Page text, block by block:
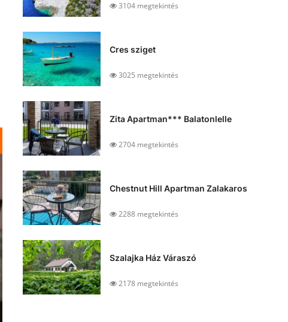
3104 megtekintés
Cres sziget
3025 megtekintés
Zita Apartman*** Balatonlelle
2704 megtekintés
Chestnut Hill Apartman Zalakaros
2288 megtekintés
Szalajka Ház Váraszó
2178 megtekintés